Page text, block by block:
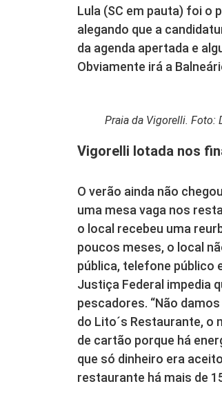
Lula (SC em pauta) foi o
alegando que a
da agenda apertada e
Obviamente irá a
Praia da Vigorelli. Foto:
Vigorelli lotada nos
O verão ainda não
uma mesa vaga nos
o local recebeu uma
poucos meses, o local
pública, telefone público
Justiça Federal impedia
pescadores. “Não
do Lito´s Restaurante, o
de cartão porque há
que só dinheiro era
restaurante há mais de